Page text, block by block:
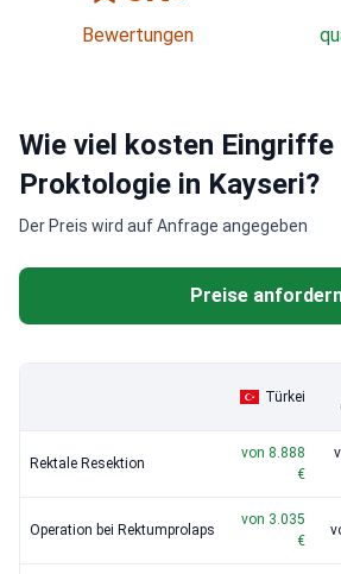
Bewertungen
Wie viel kosten Eingriffe
Proktologie in Kayseri?
Der Preis wird auf Anfrage angegeben
Preise
Türkei
Rektale Resektion
von 8.888
€
Operation bei Rektumprolaps
von 3.035
€